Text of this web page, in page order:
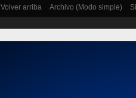
Volver arriba Archivo (Modo simple)